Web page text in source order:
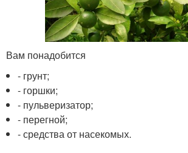
Вам понадобится
- грунт;
- горшки;
- пульверизатор;
- перегной;
- средства от насекомых.